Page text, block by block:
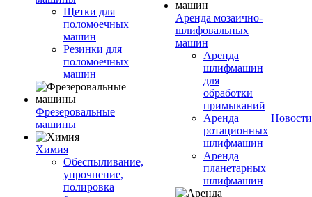
Щетки для
поломоечных
машин
Резинки для
поломоечных
машин
Фрезеровальные
машины
Химия
Обеспыливание,
упрочнение,
полировка
Аренда мозаично-
шлифовальных
машин
Аренда
шлифмашин
для
обработки
примыканий
Аренда
ротационных
шлифмашин
Аренда
планетарных
шлифмашин
Новости